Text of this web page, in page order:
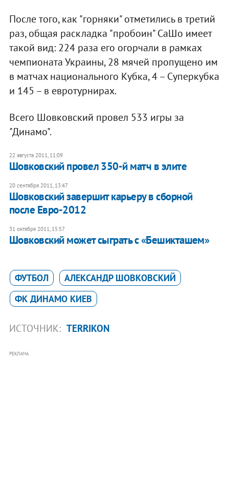
После того, как "горняки" отметились в третий
раз, общая раскладка "пробоин" СаШо имеет
такой вид: 224 раза его огорчали в рамках
чемпионата Украины, 28 мячей пропущено им
в матчах национального Кубка, 4 – Суперкубка
и 145 – в евротурнирах.
Всего Шовковский провел 533 игры за
"Динамо".
22 августа 2011, 11:09
Шовковский провел 350-й матч в элите
20 сентября 2011, 13:47
Шовковский завершит карьеру в сборной
после Евро-2012
31 октября 2011, 15:57
Шовковский может сыграть с «Бешикташем»
ФУТБОЛ
АЛЕКСАНДР ШОВКОВСКИЙ
ФК ДИНАМО КИЕВ
ИСТОЧНИК: TERRIKON
РЕКЛАМА